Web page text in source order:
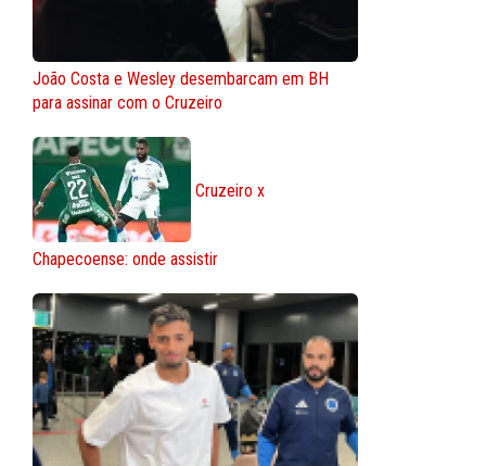
João Costa e Wesley desembarcam em BH
para assinar com o Cruzeiro
Cruzeiro x
Chapecoense: onde assistir